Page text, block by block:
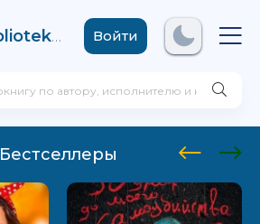
Online-biblioteka .comВойти
Бестселлеры